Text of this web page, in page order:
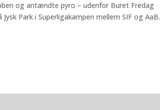
og antændte pyro – udenfor Buret Fredag
Park i Superligakampen mellem SIF og AaB.